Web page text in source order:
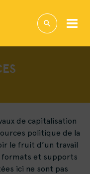
de capitalisation
politique de la
le fruit d’un travail
formats et supports
ici ne sont pas